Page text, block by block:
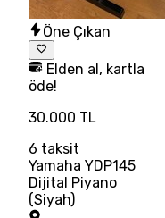
Öne Çıkan
Elden al, kartla
öde!
30.000 TL
6 taksit
Yamaha YDP145
Dijital Piyano
(Siyah)